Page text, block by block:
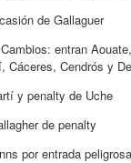
de Gallaguer
entran
Cáceres, Cendrós y
y penalty de Uche
de penalty
por entrada